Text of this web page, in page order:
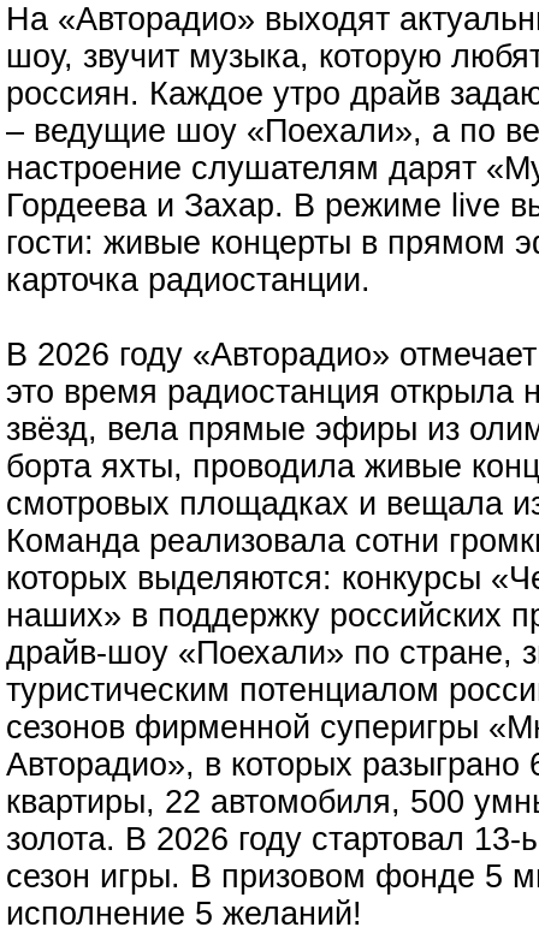
На «Авторадио» выходят
шоу, звучит музыка, которую
россиян. Каждое утро драйв
– ведущие шоу «Поехали», а по
настроение слушателям дарят
Гордеева и Захар. В режиме live
гости: живые концерты в прямом
карточка радиостанции.
В 2026 году «Авторадио»
это время радиостанция открыла
звёзд, вела прямые эфиры из
борта яхты, проводила живые
смотровых площадках и вещала
Команда реализовала сотни
которых выделяются: конкурсы
наших» в поддержку российских
драйв-шоу «Поехали» по стране,
туристическим потенциалом
сезонов фирменной суперигры
Авторадио», в которых
квартиры, 22 автомобиля, 500
золота. В 2026 году стартовал
сезон игры. В призовом фонде 5
исполнение 5 желаний!